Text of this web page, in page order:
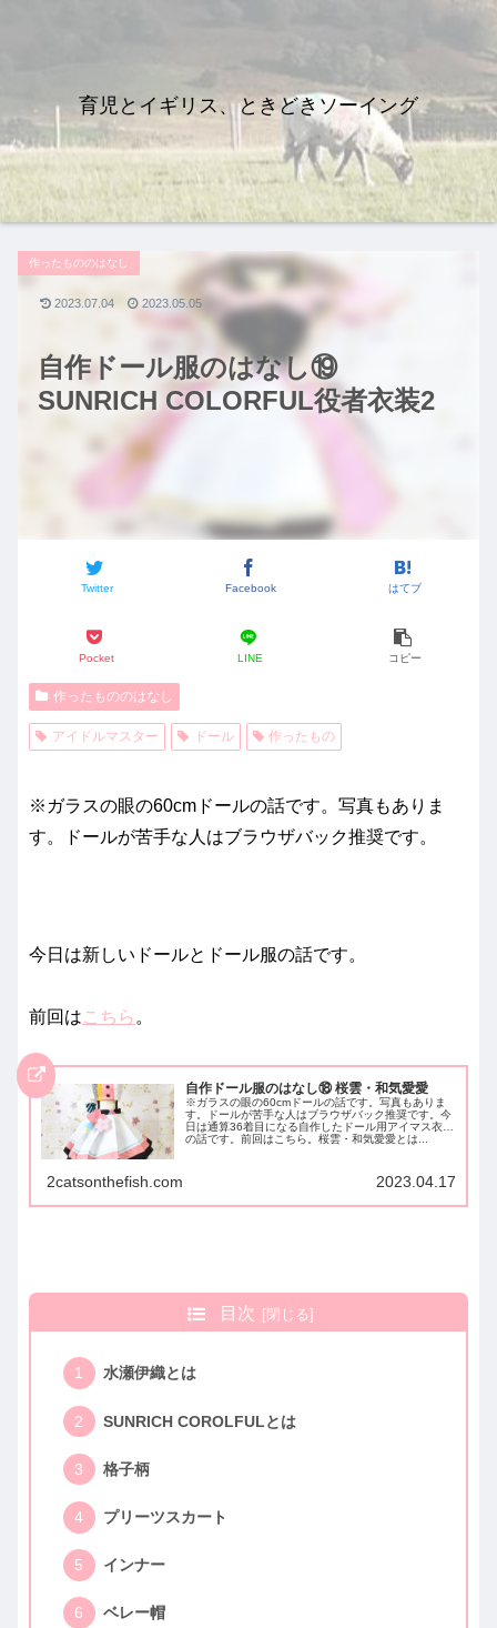
育児とイギリス、ときどきソーイング
自作ドール服のはなし⑲
SUNRICH COLORFUL役者衣装2
作ったもののはなし
Twitter Facebook はてブ
Pocket LINE コピー
2023.07.04 2023.05.05
作ったもののはなし
アイドルマスター ドール 作ったもの
※ガラスの眼の60cmドールの話です。写真もありま
す。ドールが苦手な人はブラウザバック推奨です。
今日は新しいドールとドール服の話です。
前回はこちら 。
自作ドール服のはなし⑱ 桜雲・和気愛愛
※ガラスの眼の60cmドールの話です。写真もありま
す。ドールが苦手な人はブラウザバック推奨です。今
日は通算36着目になる自作したドール用アイマス衣装
の話です。前回はこちら。桜雲・和気愛愛とは...
2catsonthefish.com 2023.04.17
目次
水瀬伊織とは
SUNRICH COROLFULとは
格子柄
プリーツスカート
インナー
ベレー帽